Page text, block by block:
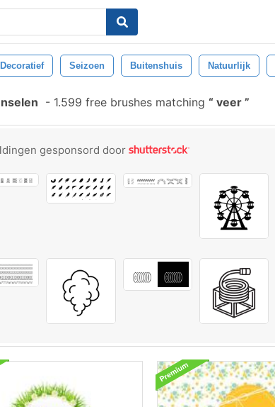
Decoratief Seizoen Buitenshuis Natuurlijk
- 1.599 free brushes matching veer
gesponsord door